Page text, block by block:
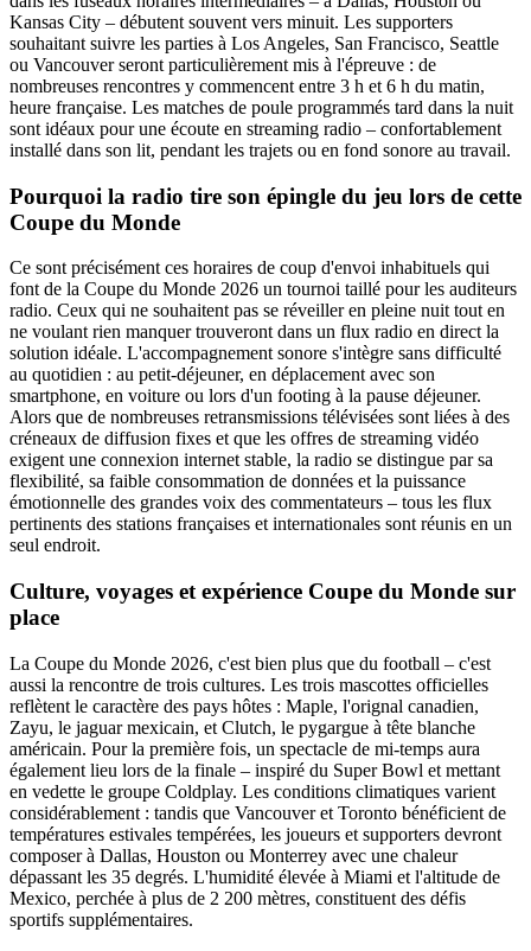
Kansas City – débutent souvent vers minuit. Les supporters
souhaitant suivre les parties à Los Angeles, San Francisco, Seattle
ou Vancouver seront particulièrement mis à l'épreuve : de
nombreuses rencontres y commencent entre 3 h et 6 h du matin,
heure française. Les matches de poule programmés tard dans la nuit
sont idéaux pour une écoute en streaming radio – confortablement
installé dans son lit, pendant les trajets ou en fond sonore au travail.
Pourquoi la radio tire son épingle du jeu lors de cette
Coupe du Monde
Ce sont précisément ces horaires de coup d'envoi inhabituels qui
font de la Coupe du Monde 2026 un tournoi taillé pour les auditeurs
radio. Ceux qui ne souhaitent pas se réveiller en pleine nuit tout en
ne voulant rien manquer trouveront dans un flux radio en direct la
solution idéale. L'accompagnement sonore s'intègre sans difficulté
au quotidien : au petit-déjeuner, en déplacement avec son
smartphone, en voiture ou lors d'un footing à la pause déjeuner.
Alors que de nombreuses retransmissions télévisées sont liées à des
créneaux de diffusion fixes et que les offres de streaming vidéo
exigent une connexion internet stable, la radio se distingue par sa
flexibilité, sa faible consommation de données et la puissance
émotionnelle des grandes voix des commentateurs – tous les flux
pertinents des stations françaises et internationales sont réunis en un
seul endroit.
Culture, voyages et expérience Coupe du Monde sur
place
La Coupe du Monde 2026, c'est bien plus que du football – c'est
aussi la rencontre de trois cultures. Les trois mascottes officielles
reflètent le caractère des pays hôtes : Maple, l'orignal canadien,
Zayu, le jaguar mexicain, et Clutch, le pygargue à tête blanche
américain. Pour la première fois, un spectacle de mi-temps aura
également lieu lors de la finale – inspiré du Super Bowl et mettant
en vedette le groupe Coldplay. Les conditions climatiques varient
considérablement : tandis que Vancouver et Toronto bénéficient de
températures estivales tempérées, les joueurs et supporters devront
composer à Dallas, Houston ou Monterrey avec une chaleur
dépassant les 35 degrés. L'humidité élevée à Miami et l'altitude de
Mexico, perchée à plus de 2 200 mètres, constituent des défis
sportifs supplémentaires.